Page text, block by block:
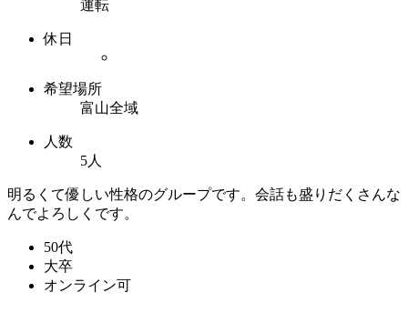
運転
休日
希望場所
富山全域
人数
5人
明るくて優しい性格のグループです。会話も盛りだくさんな
んでよろしくです。
50代
大卒
オンライン可